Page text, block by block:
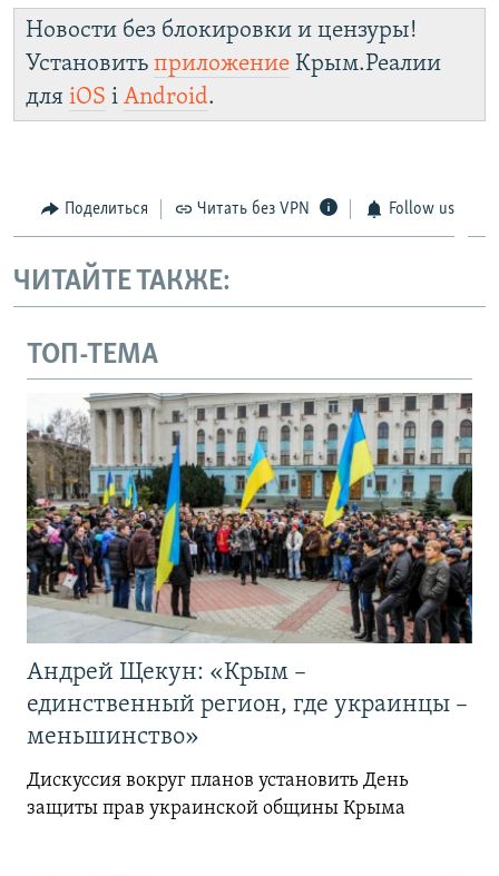
Новости без блокировки и цензуры!
Установить приложение Крым.Реалии
для iOS і Android.
Поделиться Читать без VPN Follow us
ЧИТАЙТЕ ТАКЖЕ:
ТОП-ТЕМА
Андрей Щекун: «Крым –
единственный регион, где украинцы –
меньшинство»
Дискуссия вокруг планов установить День
защиты прав украинской общины Крыма